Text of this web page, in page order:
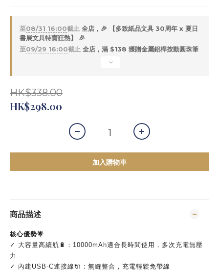
至08/31 16:00截止 全店，🎉 【多致紙品文具 30周年 x 夏日
書展文具特賣狂熱】 🎉
至09/29 16:00截止 全店，滿 $138 獲贈金屬鋁桿按動圓珠筆
HK$338.00
HK$298.00
加入購物車
商品描述
核心優勢🌟
✓ 大容量高續航🔋：10000mAh適合長時間使用，多次充電無壓
力
✓ 內建USB-C連接線🔌：無縫整合，充電輕鬆免帶線